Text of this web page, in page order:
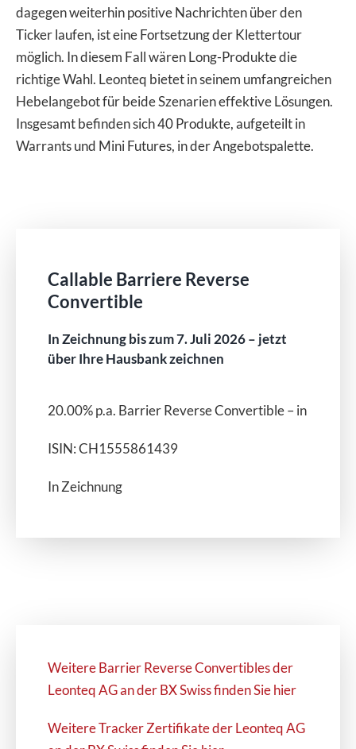
dagegen weiterhin positive Nachrichten über den
Ticker laufen, ist eine Fortsetzung der Klettertour
möglich. In diesem Fall wären Long-Produkte die
richtige Wahl. Leonteq bietet in seinem umfangreichen
Hebelangebot für beide Szenarien effektive Lösungen.
Insgesamt befinden sich 40 Produkte, aufgeteilt in
Warrants und Mini Futures, in der Angebotspalette.
Callable Barriere Reverse
Convertible
In Zeichnung bis zum 7. Juli 2026 – jetzt
über Ihre Hausbank zeichnen
20.00% p.a. Barrier Reverse Convertible – in CHF
ISIN: CH1555861439
In Zeichnung
Weitere Barrier Reverse Convertibles der
Leonteq AG an der BX Swiss finden Sie hier
Weitere Tracker Zertifikate der Leonteq AG